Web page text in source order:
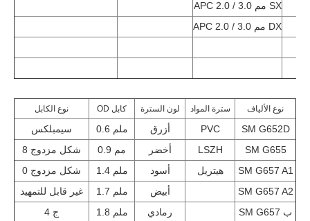
APC 2.0 / 3.0 مم SX
APC 2.0 / 3.0 مم DX
نوع الكابل OD كابل لون السترة سترة المواد نوع الألياف
سيمبلكس 0.6 ملم أزرق PVC
SM G652D
شكل مزدوج 8
0.9 مم أخضر LSZH
SM G655
شكل مزدوج 0
1.4 ملم أسود هيتريل
SM G657 A1
غير قابل للتمهيد
1.7 ملم أبيض
SM G657 A2
4 ج
1.8 ملم رمادي SM G657 ب